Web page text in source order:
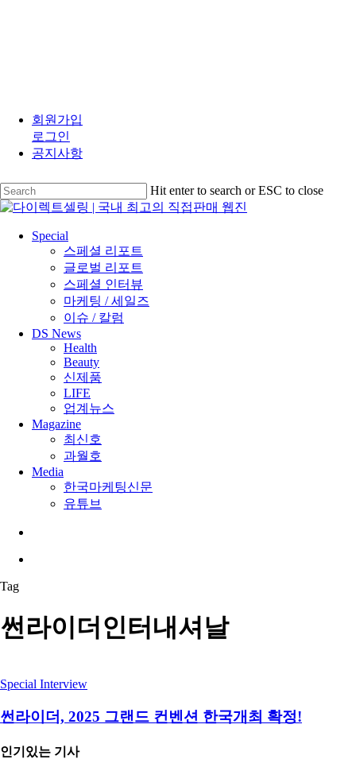
main
content
회원가입
로그인
공지사항
Hit enter to search or ESC to close
Close
search
Menu
Special
스페셜 리포트
글로벌 리포트
스페셜 인터뷰
마케팅 / 세일즈
이슈 / 칼럼
DS News
Health
Beauty
신제품
LIFE
업계뉴스
Magazine
최신호
과월호
Media
한국마케팅신문
유튜브
Tag
썬라이더인터내셔날
Special Interview
썬라이더, 2025 그랜드 컨벤션 한국개최 확정!
인기있는 기사